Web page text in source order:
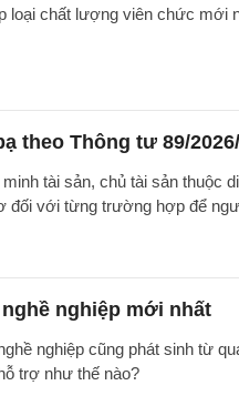
loại chất lượng viên chức mới
theo Thông tư 89/
tài sản, chủ tài sản thuộc
đối với từng trường hợp để
nghiệp mới nhất
nghiệp cũng phát sinh từ
trợ như thế nào?